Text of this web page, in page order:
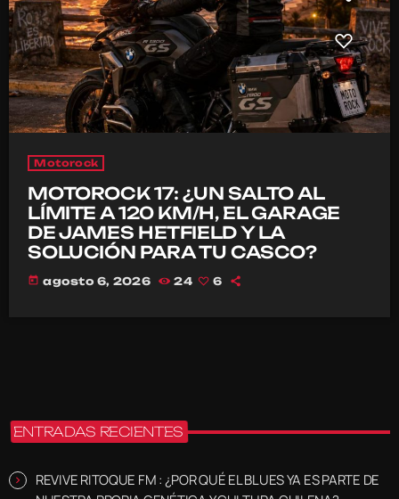
Motorock
MOTOROCK 17: ¿UN SALTO AL
LÍMITE A 120 KM/H, EL GARAGE
DE JAMES HETFIELD Y LA
SOLUCIÓN PARA TU CASCO?
today agosto 6, 2026 24 6
ENTRADAS RECIENTES
REVIVE RITOQUE FM : ¿POR QUÉ EL BLUES YA ES PARTE DE